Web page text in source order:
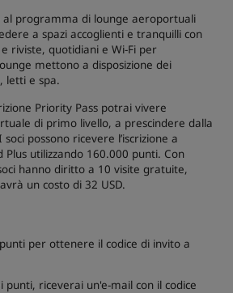
al programma di lounge aeroportuali
a spazi accoglienti e tranquilli con
riviste, quotidiani e Wi-Fi per
mettono a disposizione dei
letti e spa.
Priority Pass potrai vivere
di primo livello, a prescindere dalla
possono ricevere l’iscrizione a
Plus utilizzando 160.000 punti. Con
hanno diritto a 10 visite gratuite,
un costo di 32 USD.
per ottenere il codice di invito a
punti, riceverai un'e-mail con il codice